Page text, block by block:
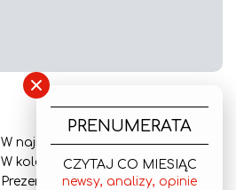
W najnowszym wydaniu
W kolejnym numerze
Prezentacja gazety
×
PRENUMERATA
CZYTAJ CO MIESIĄC
newsy, analizy, opinie